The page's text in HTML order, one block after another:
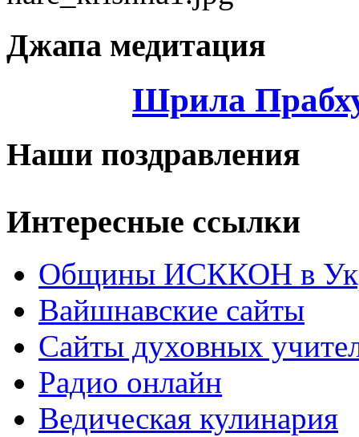
Джапа медитация
Шрила
Наши поздравления
Интересные ссылки
Общины ИСККОН в
Вайшнавские сайты
Сайты духовных
Радио онлайн
Ведическая кулинария